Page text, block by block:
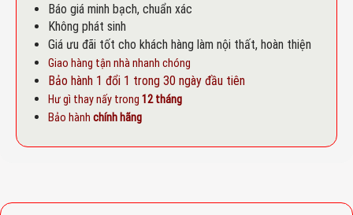
Báo giá minh bạch, chuẩn xác
Không phát sinh
Giá ưu đãi tốt cho khách hàng làm nội thất, hoàn thiện
Giao hàng tận nhà nhanh chóng
Bảo hành 1 đổi 1 trong 30 ngày đầu tiên
Hư gì thay nấy trong 12 tháng
Bảo hành chính hãng